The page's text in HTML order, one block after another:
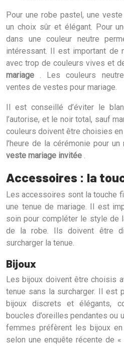
Pour une robe pastel, une
un choix sûr et élégant. Pour
dans une couleur neutre
intéressant. Il est important de
avec trop de couleurs vives et
mariage
. Les couleurs
ventes de vestes pour mariage.
Il est conseillé d’éviter le
l’autorise, et le noir total, sauf
couleurs doivent être choisies
l’heure de la cérémonie pour
veste mariage invitée
Accessoires : la
Les accessoires sont la touche
une tenue de mariage. Il est
soin pour compléter le style de
de la robe. Ils doivent être
surcharger la tenue.
Bijoux
Les bijoux doivent être choisis
tenue sans la surcharger. Il est
bijoux discrets et élégants,
boucles d’oreilles pendantes ou
femmes préfèrent les bijoux
selon une enquête récente de